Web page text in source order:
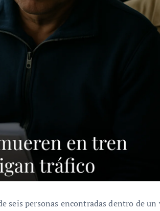
seis personas encontradas dentro de un